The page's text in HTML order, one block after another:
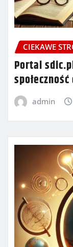
CIEKAWE
Portal
admin